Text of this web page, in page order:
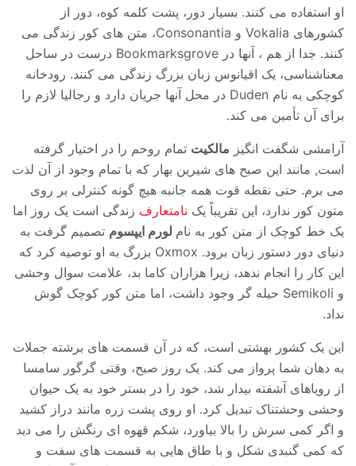
او استفاده می کنند. بسیار دور، پشت کلمه کوه، دور از
کشورهای Vokalia و Consonantia، متن های کور زندگی می
کنند. جدا از هم ، آنها در Bookmarksgrove درست در ساحل
معناشناسی، یک اقیانوس زبان بزرگ زندگی می کنند. رودخانه
کوچکی به نام Duden در محل آنها جریان دارد و رجالیا لازم را
برای آن تأمین می کند.
آرامشی شگفت انگیز مالکیت تمام روحم را در اختیار گرفته
است, مانند این صبح های شیرین بهار که با تمام وجود از آن لذت
می برم. حتی نقطه قوت همه جانبه هیچ گونه کنترلی بر روی
متون کور ندارد، این تقریباً یک نامتعارف زندگی است یک روز اما
یک خط کوچک از متن کور به نام لورم ایپسوم تصمیم گرفت به
دنیای دور دستور زبان برود. Oxmox بزرگ به او توصیه کرد که
این کار را انجام ندهد، زیرا هزاران کاما بد، علامت سوال وحشی
و Semikoli حیله گر وجود داشت، اما متن کور کوچک گوش
نداد.
این یک کشور بهشتی است، که در آن قسمت های برشته جملات
به دهان شما پرواز می کند. یک روز صبح، وقتی گرگور سامسا
از رویاهای آشفته بیدار شد، خود را در بستر خود به یک حیوان
وحشی وحشتناک تبدیل کرد. او روی پشت زره مانند دراز کشید
و اگر کمی سرش را بالا بیاورد، شکم قهوه ای رنگش را می دید
که کمی گنبدی شکل و با طاق هایی به قسمت های سفت و